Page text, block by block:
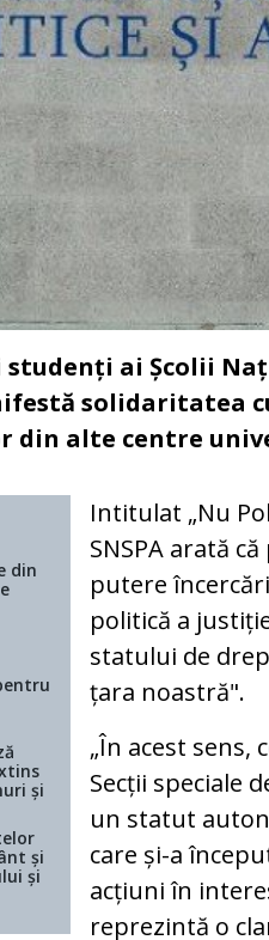
studenți ai Școlii
solidaritatea
din alte centre
din
și
și
și
Intitulat „Nu
SNSPA arată
putere
politică a
statului de
țara noastră".
„În acest sens,
Secții speciale
un statut
care și-a
acțiuni în
reprezintă o